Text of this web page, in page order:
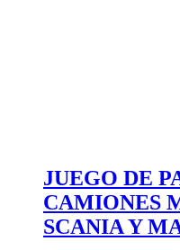
JUEGO DE
CAMIONES
SCANIA Y